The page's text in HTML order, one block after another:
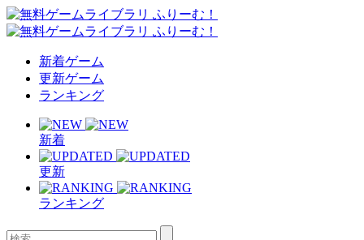
新着ゲーム
更新ゲーム
ランキング
新着
更新
ランキング